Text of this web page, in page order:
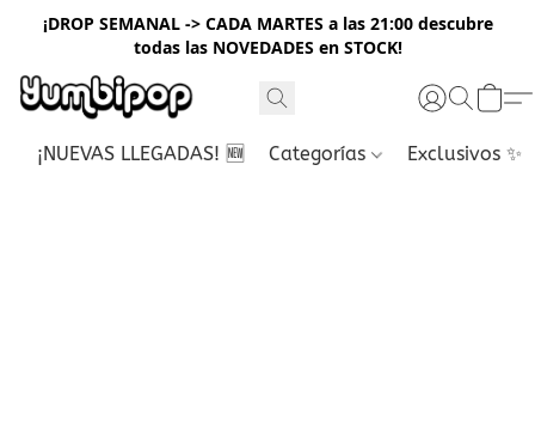
¡DROP SEMANAL -> CADA MARTES a las 21:00 descubre
todas las NOVEDADES en STOCK!
¡NUEVAS LLEGADAS! 🆕 Categorías Exclusivos ✨